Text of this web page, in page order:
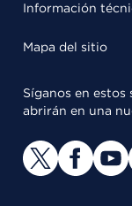
Información
Mapa del sitio
Síganos en estos
abrirán en una